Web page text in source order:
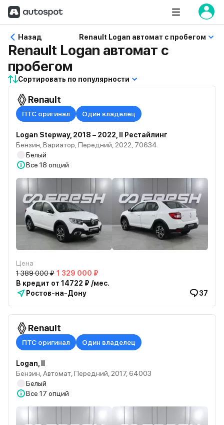
Назад Renault Logan автомат с пробегом
Renault Logan автомат с
пробегом
Сортировать по популярности
Renault
ПТС оригинал Один владелец
Logan Stepway, 2018 – 2022, II Рестайлинг
Бензин, Вариатор, Передний, 2022, 70634
Белый
Все 18 опций
Цена
1 389 000 ₽ 1 329 000 ₽
В кредит от 14722 ₽ /мес.
Ростов-на-Дону
37
Renault
ПТС оригинал Один владелец
Logan, II
Бензин, Автомат, Передний, 2017, 64003
Белый
Все 17 опций